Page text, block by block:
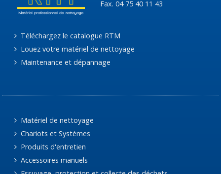
Fax. 04 75 40 11 43
Téléchargez le catalogue RTM
Louez votre matériel de nettoyage
Maintenance et dépannage
Matériel de nettoyage
Chariots et Systèmes
Produits d'entretien
Accessoires manuels